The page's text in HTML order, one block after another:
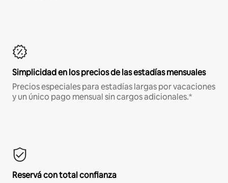
Simplicidad en los precios de las estadías mensuales
Precios especiales para estadías largas por vacaciones
y un único pago mensual sin cargos adicionales.*
Reservá con total confianza